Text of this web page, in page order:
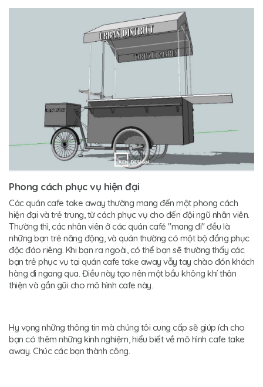
Phong cách phục vụ hiện đại
Các quán cafe take away thường mang đến một phong cách
hiện đại và trẻ trung, từ cách phục vụ cho đến đội ngũ nhân viên.
Thường thì, các nhân viên ở các quán café "mang đi" đều là
những bạn trẻ năng động, và quán thường có một bộ đồng phục
độc đáo riêng. Khi bạn ra ngoài, có thể bạn sẽ thường thấy các
bạn trẻ phục vụ tại quán cafe take away vẫy tay chào đón khách
hàng đi ngang qua. Điều này tạo nên một bầu không khí thân
thiện và gần gũi cho mô hình cafe này.
Hy vọng những thông tin mà chúng tôi cung cấp sẽ giúp ích cho
bạn có thêm những kinh nghiệm, hiểu biết về mô hình cafe take
away. Chúc các bạn thành công.